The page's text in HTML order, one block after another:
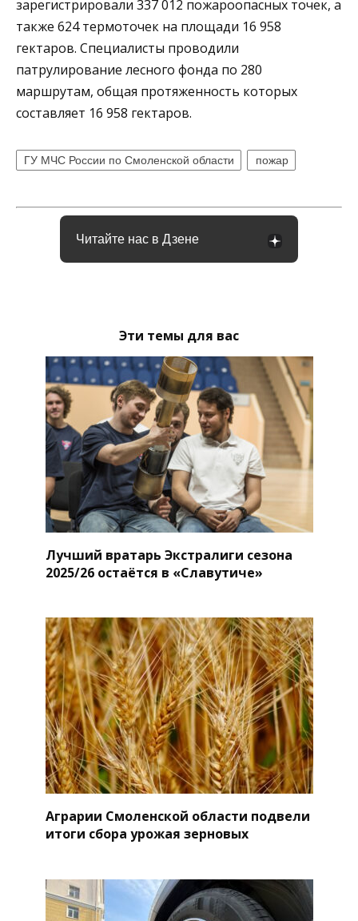
зарегистрировали 337 012 пожароопасных точек, а
также 624 термоточек на площади 16 958
гектаров. Специалисты проводили
патрулирование лесного фонда по 280
маршрутам, общая протяженность которых
составляет 16 958 гектаров.
ГУ МЧС России по Смоленской области пожар
Читайте нас в Дзене
Эти темы для вас
Лучший вратарь Экстралиги сезона
2025/26 остаётся в «Славутиче»
Аграрии Смоленской области подвели
итоги сбора урожая зерновых